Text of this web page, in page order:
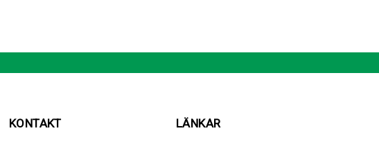
KONTAKT LÄNKAR